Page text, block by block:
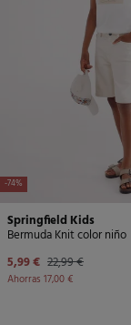
-74%
Springfield Kids
Bermuda Knit color niño
5,99 € 22,99 €
Ahorras 17,00 €